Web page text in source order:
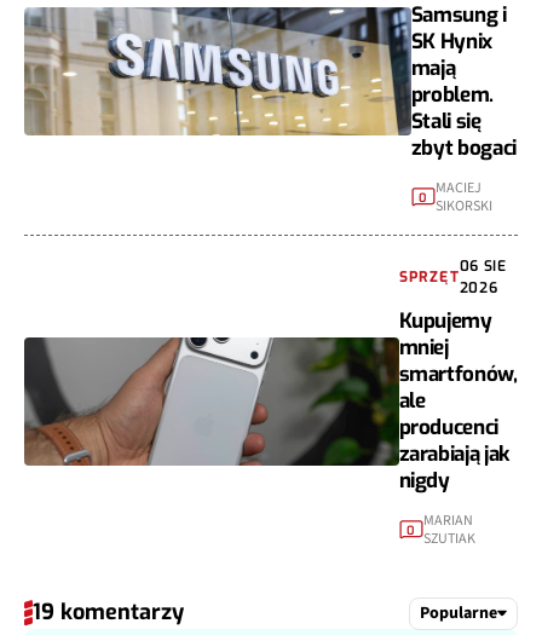
Samsung i
SK Hynix
mają
problem.
Stali się
zbyt bogaci
0 MACIEJ
SIKORSKI
SPRZĘT
06 SIE
2026
Kupujemy
mniej
smartfonów,
ale
producenci
zarabiają jak
nigdy
0 MARIAN
SZUTIAK
19 komentarzy Popularne